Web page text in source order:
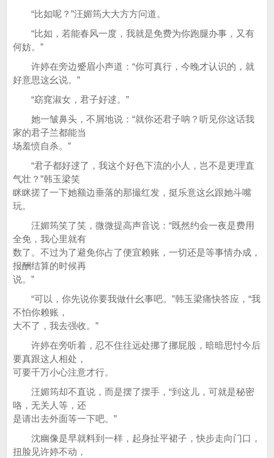
“比如呢？”汪媚筠大大方方问道。
“比如，若能春风一度，我就是免费为你跑腿办事，又有
何妨。”
许婷在旁边蹙眉小声道：“你可真行，今晚才认识的，就
好意思这幺说。”
“窈窕淑女，君子好逑。”
她一皱鼻头，不屑地说：“就你还君子呐？听见你这话我
家的君子兰都能当
场羞愤自杀。”
“君子都好逑了，我这个好色下流的小人，岂不是更理直
气壮？”韩玉梁笑
眯眯搓了一下她额边垂落的那撮红发，挺乐意这幺跟她斗嘴
玩。
汪媚筠笑了笑，微微提高声音说：“既然约会一夜是费用
全免，我心里就有
数了。不过为了避免你占了便宜赖账，一切还是等事情办成，
报酬结算的时候再
说。”
“可以，你先说你要我做什幺事吧。”韩玉梁痛快答应，“我
不怕你赖账，
大不了，我去强收。”
许婷在旁听着，忍不住往远处挪了挪屁股，暗暗思忖今后
要真跟这人相处，
可要千万小心注意才行。
汪媚筠却不直说，而是摆了摆手，“到这儿，可就是秘密
咯，无关人等，还
是请出去外面等一下吧。”
沈幽像是早就料到一样，起身扯平裙子，快步走向门口，
扭脸见许婷不动，